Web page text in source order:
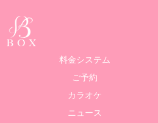
料金システム
ご予約
カラオケ
ニュース